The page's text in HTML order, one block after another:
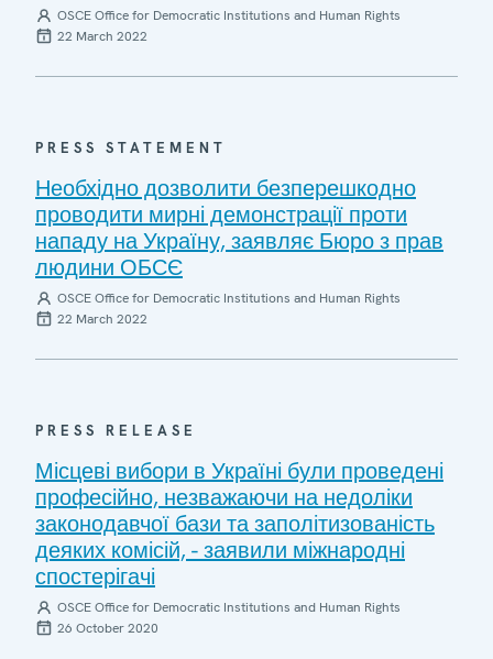
OSCE Office for Democratic Institutions and Human Rights
22 March 2022
PRESS STATEMENT
Необхідно дозволити безперешкодно
проводити мирні демонстрації проти
нападу на Україну, заявляє Бюро з прав
людини ОБСЄ
OSCE Office for Democratic Institutions and Human Rights
22 March 2022
PRESS RELEASE
Місцеві вибори в Україні були проведені
професійно, незважаючи на недоліки
законодавчої бази та заполітизованість
деяких комісій, - заявили міжнародні
спостерігачі
OSCE Office for Democratic Institutions and Human Rights
26 October 2020